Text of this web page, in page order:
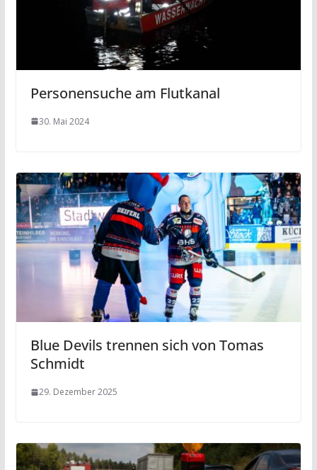
Personensuche am Flutkanal
30. Mai 2024
Blue Devils trennen sich von Tomas
Schmidt
29. Dezember 2025